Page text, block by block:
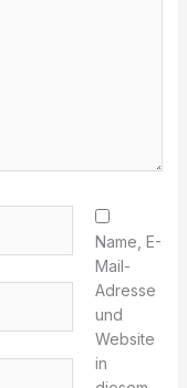
Name, E-
Mail-
Adresse
und
Website
in